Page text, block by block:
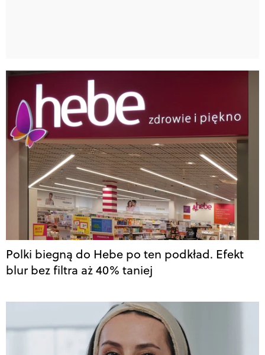
Polki biegną do Hebe po ten podkład. Efekt
blur bez filtra aż 40% taniej